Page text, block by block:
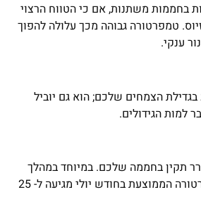
בחממות משתנות, אם כי הטווח הרצוי
צלזיוס. טמפרטורה גבוהה מכך עלולה להפוך
ענקי.
הצמחים שלכם; הוא גם יוביל
למות הגידולים.
תקין בחממה שלכם. במיוחד במהלך
עונת הקיץ, כשהטמפרטורה הממוצעת בחודש יולי מגיעה ל- 25